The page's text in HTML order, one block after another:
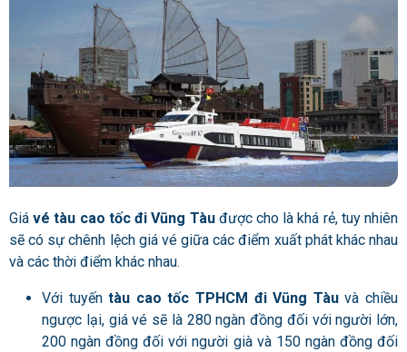
Giávé tàu cao tốc đi Vũng Tàuđược cho là khá rẻ, tuy nhiên
sẽ có sự chênh lệch giá vé giữa các điểm xuất phát khác nhau
và các thời điểm khác nhau.
Với tuyếntàu cao tốc TPHCM đi Vũng Tàuvà chiều
ngược lại, giá vé sẽ là 280 ngàn đồng đối với người lớn,
200 ngàn đồng đối với người già và 150 ngàn đồng đối